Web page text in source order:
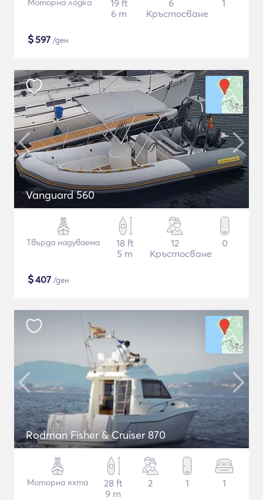
Моторна лодка
19 ft
6 m
6
Кръстосване
1
$597 /ден
Vanguard 560
Твърда надуваема
18 ft
5 m
12
Кръстосване
0
$407 /ден
Rodman Fisher & Cruiser 870
Моторна яхта
28 ft
9 m
2 1 1